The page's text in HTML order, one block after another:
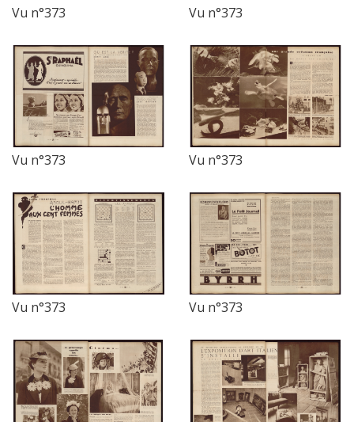
Vu n°373 Vu n°373
Vu n°373 Vu n°373
Vu n°373 Vu n°373